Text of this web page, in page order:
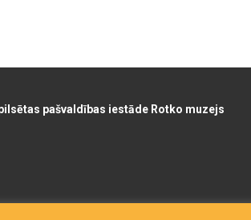
pašvaldības iestāde Rotko muzejs